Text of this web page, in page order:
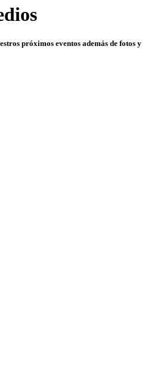
próximos eventos además de fotos y